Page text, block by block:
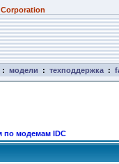
: модели : техподдержка :
модемам IDC